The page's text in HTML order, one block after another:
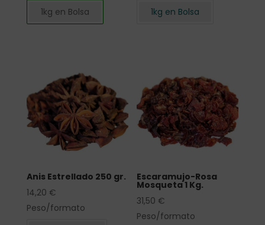
1kg en Bolsa 1kg en Bolsa
Anis Estrellado 250 gr.
14,20 €
Peso/formato
Escaramujo-Rosa
Mosqueta 1 Kg.
31,50 €
Peso/formato